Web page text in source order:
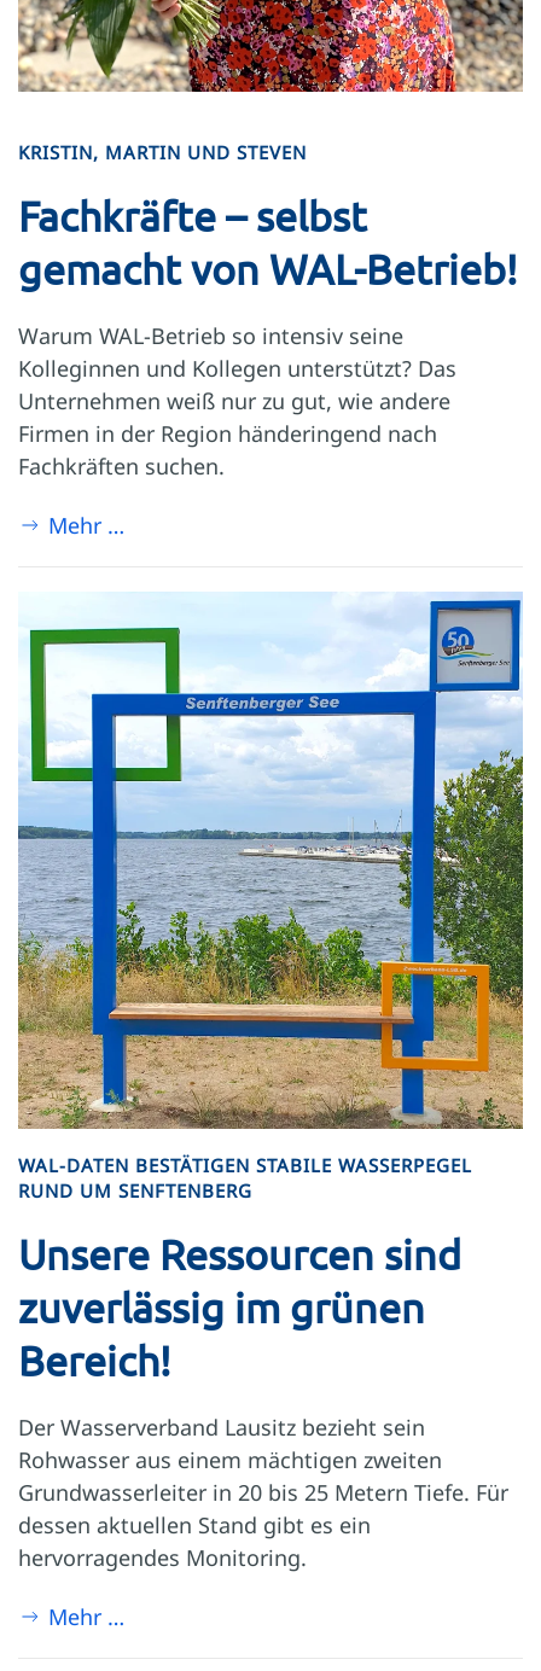
KRISTIN, MARTIN UND STEVEN
Fachkräfte – selbst
gemacht von WAL-Betrieb!
Warum WAL-Betrieb so intensiv seine
Kolleginnen und Kollegen unterstützt? Das
Unternehmen weiß nur zu gut, wie andere
Firmen in der Region händeringend nach
Fachkräften suchen.
Mehr …
WAL-DATEN BESTÄTIGEN STABILE WASSERPEGEL
RUND UM SENFTENBERG
Unsere Ressourcen sind
zuverlässig im grünen
Bereich!
Der Wasserverband Lausitz bezieht sein
Rohwasser aus einem mächtigen zweiten
Grundwasserleiter in 20 bis 25 Metern Tiefe. Für
dessen aktuellen Stand gibt es ein
hervorragendes Monitoring.
Mehr …